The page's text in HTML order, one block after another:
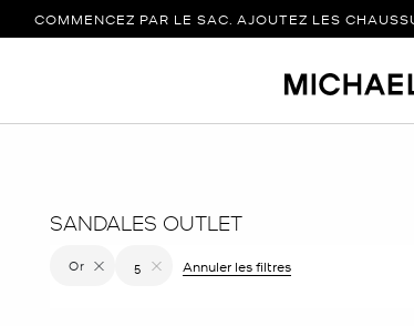
COMMENCEZ PAR LE SAC. AJOUTEZ LES
SANDALES OUTLET
Supprimer le filtre Affiné(e) par Couleur :
Or
5
Annuler les filtres